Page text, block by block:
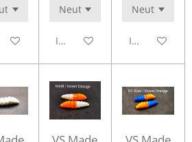
WarenkorbIn den WarenkorbIn den